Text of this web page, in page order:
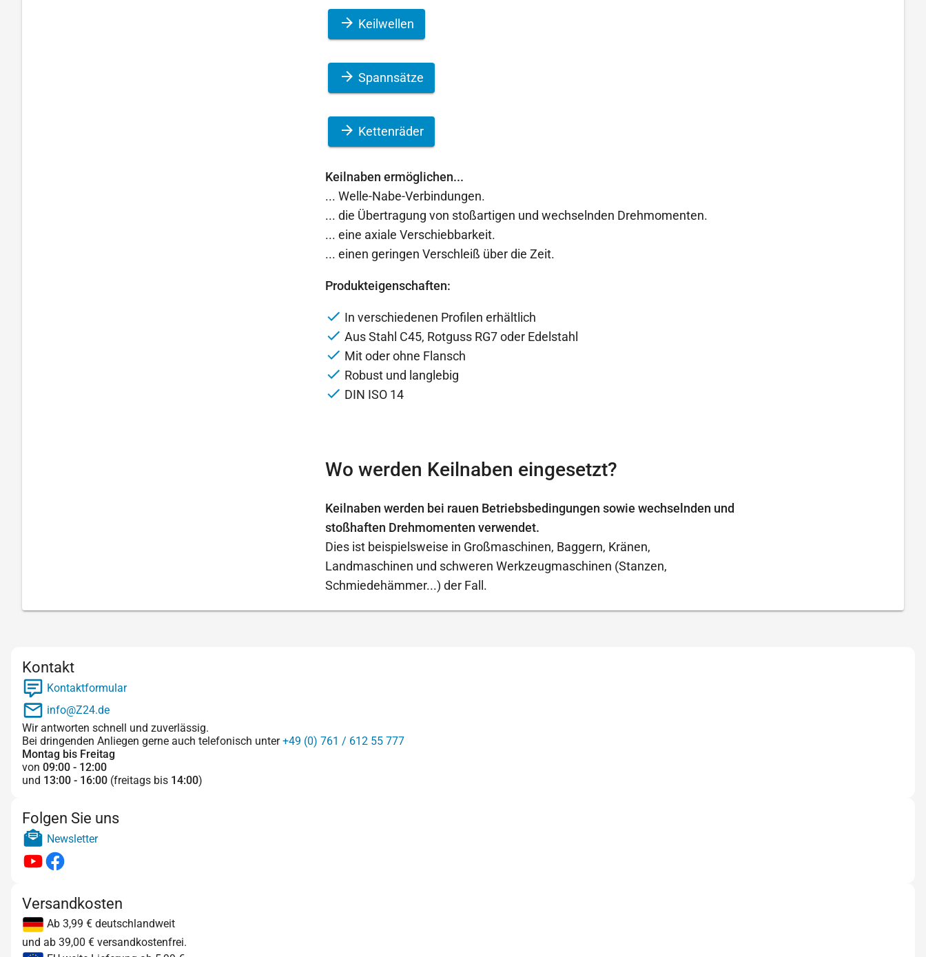
Keilwellen
Spannsätze
Kettenräder
Keilnaben ermöglichen...
... Welle-Nabe-Verbindungen.
... die Übertragung von stoßartigen und wechselnden Drehmomenten.
... eine axiale Verschiebbarkeit.
... einen geringen Verschleiß über die Zeit.
Produkteigenschaften:
In verschiedenen Profilen erhältlich
Aus Stahl C45, Rotguss RG7 oder Edelstahl
Mit oder ohne Flansch
Robust und langlebig
DIN ISO 14
Wo werden Keilnaben eingesetzt?
Keilnaben werden bei rauen Betriebsbedingungen sowie wechselnden und
stoßhaften Drehmomenten verwendet.
Dies ist beispielsweise in Großmaschinen, Baggern, Kränen,
Landmaschinen und schweren Werkzeugmaschinen (Stanzen,
Schmiedehämmer...) der Fall.
Kontakt
Kontaktformular
info@Z24.de
Wir antworten schnell und zuverlässig.
Bei dringenden Anliegen gerne auch telefonisch unter+49 (0) 761 / 612 55 777
Montag bis Freitag
von 09:00 - 12:00
und 13:00 - 16:00 (freitags bis 14:00)
Folgen Sie uns
Newsletter
Versandkosten
Ab 3,99 € deutschlandweit
und ab 39,00 € versandkostenfrei.